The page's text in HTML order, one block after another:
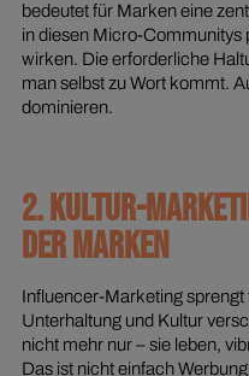
bedeutet für Marken eine
in diesen Micro-Communitys
wirken. Die erforderliche
man selbst zu Wort kommt.
dominieren.
2. KULTUR-
DER MARKEN
Influencer-Marketing
Unterhaltung und Kultur
nicht mehr nur – sie leben,
Das ist nicht einfach